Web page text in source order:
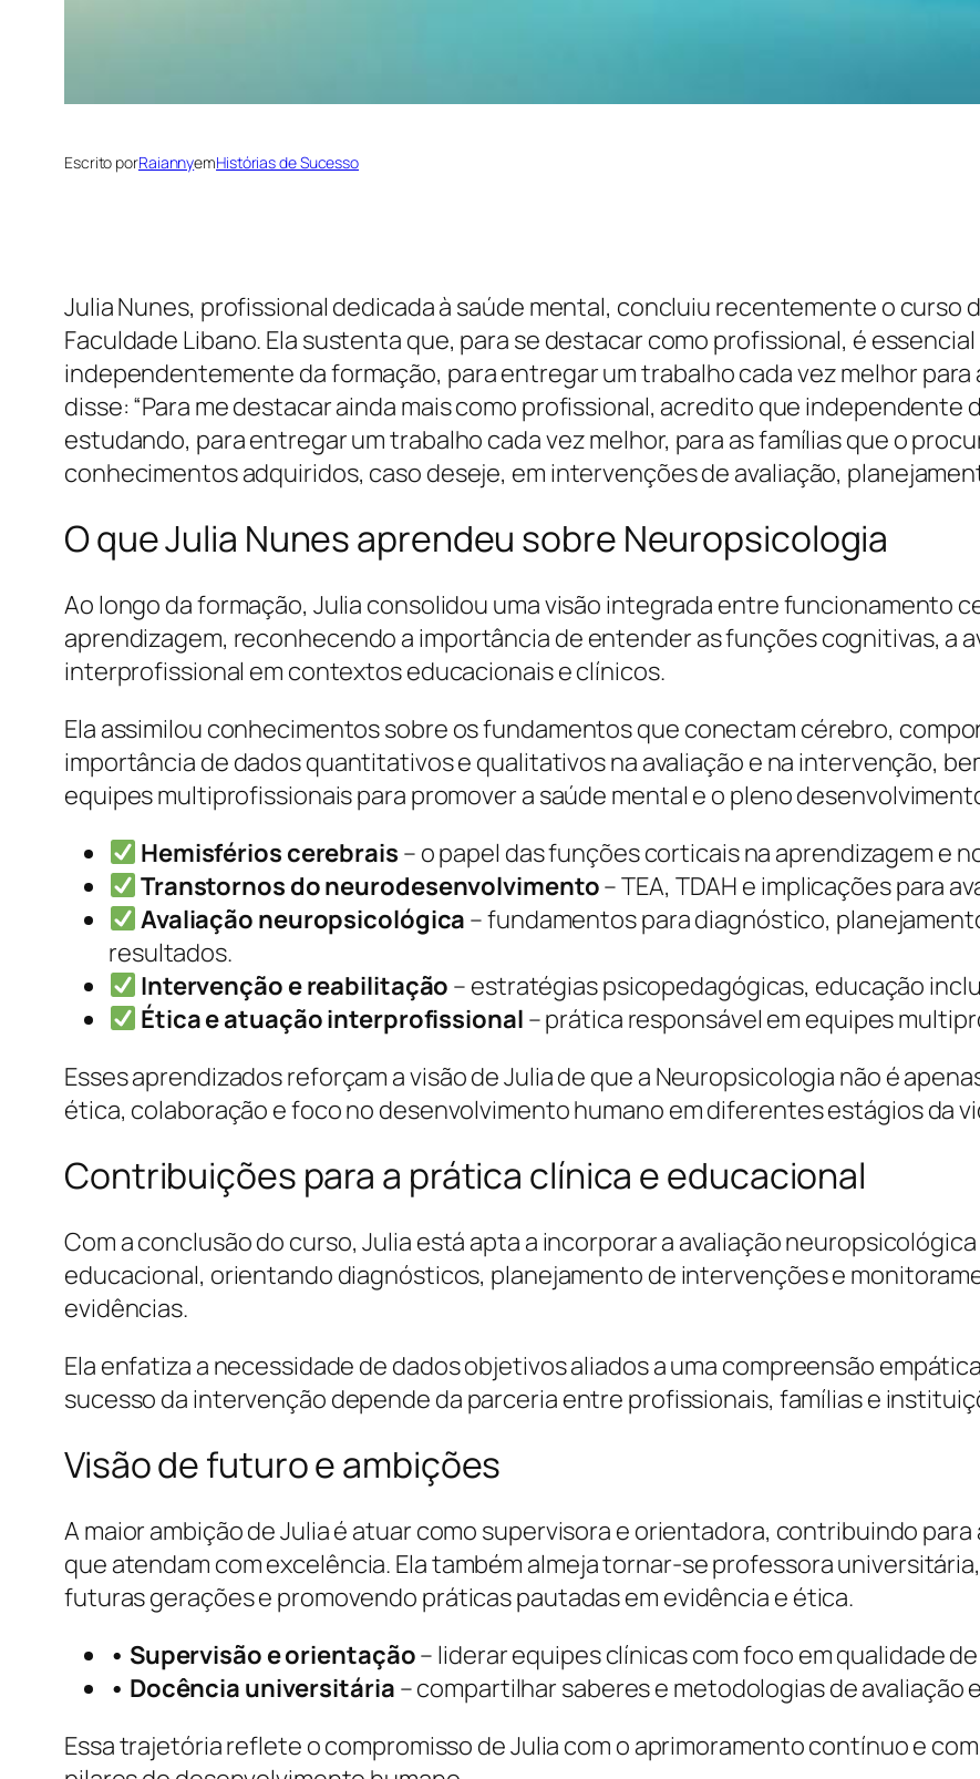
Escrito porRaiannyemHistórias de Sucesso
Julia Nunes, profissional dedicada à saúde mental, concluiu recentemente o curso
Faculdade Libano. Ela sustenta que, para se destacar como profissional, é
independentemente da formação, para entregar um trabalho cada vez melhor para
disse: “Para me destacar ainda mais como profissional, acredito que
estudando, para entregar um trabalho cada vez melhor, para as famílias que o
conhecimentos adquiridos, caso deseje, em intervenções de avaliação,
O que Julia Nunes aprendeu sobre Neuropsicologia
Ao longo da formação, Julia consolidou uma visão integrada entre funcionamento
aprendizagem, reconhecendo a importância de entender as funções cognitivas, a
interprofissional em contextos educacionais e clínicos.
Ela assimilou conhecimentos sobre os fundamentos que conectam cérebro,
importância de dados quantitativos e qualitativos na avaliação e na intervenção,
equipes multiprofissionais para promover a saúde mental e o pleno
Hemisférios cerebrais – o papel das funções corticais na aprendizagem e
Transtornos do neurodesenvolvimento– TEA, TDAH e implicações para
Avaliação neuropsicológica – fundamentos para diagnóstico,
resultados.
Intervenção e reabilitação – estratégias psicopedagógicas, educação
Ética e atuação interprofissional – prática responsável em equipes
Esses aprendizados reforçam a visão de Julia de que a Neuropsicologia não é
ética, colaboração e foco no desenvolvimento humano em diferentes estágios da
Contribuições para a prática clínica e educacional
Com a conclusão do curso, Julia está apta a incorporar a avaliação
educacional, orientando diagnósticos, planejamento de intervenções e
evidências.
Ela enfatiza a necessidade de dados objetivos aliados a uma compreensão
sucesso da intervenção depende da parceria entre profissionais, famílias e
Visão de futuro e ambições
A maior ambição de Julia é atuar como supervisora e orientadora, contribuindo
que atendam com excelência. Ela também almeja tornar-se professora
futuras gerações e promovendo práticas pautadas em evidência e ética.
• Supervisão e orientação– liderar equipes clínicas com foco em qualidade
• Docência universitária – compartilhar saberes e metodologias de
Essa trajetória reflete o compromisso de Julia com o aprimoramento contínuo e